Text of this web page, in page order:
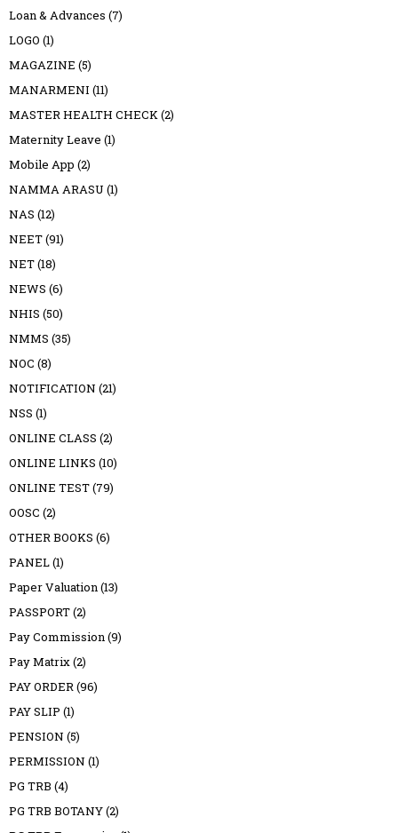
Loan & Advances (7)
LOGO (1)
MAGAZINE (5)
MANARMENI (11)
MASTER HEALTH CHECK(2)
Maternity Leave (1)
Mobile App (2)
NAMMA ARASU (1)
NAS (12)
NEET(91)
NET(18)
NEWS (6)
NHIS (50)
NMMS (35)
NOC (8)
NOTIFICATION (21)
NSS (1)
ONLINE CLASS (2)
ONLINE LINKS (10)
ONLINE TEST(79)
OOSC (2)
OTHER BOOKS (6)
PANEL(1)
Paper Valuation(13)
PASSPORT(2)
Pay Commission(9)
Pay Matrix(2)
PAY ORDER(96)
PAY SLIP (1)
PENSION (5)
PERMISSION (1)
PG TRB (4)
PG TRB BOTANY(2)